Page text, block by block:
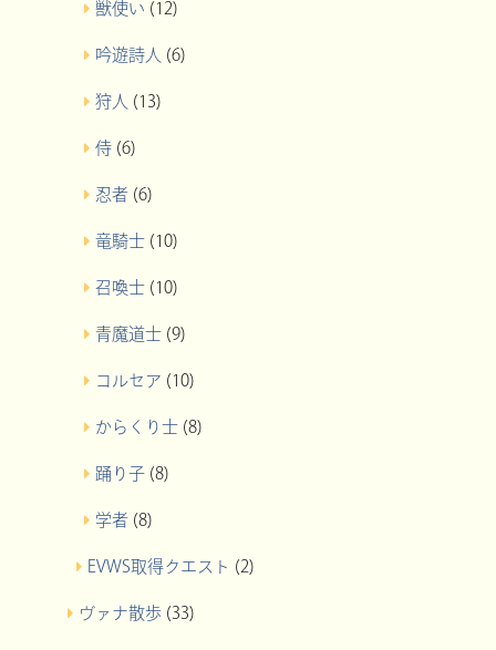
獣使い (12)
吟遊詩人 (6)
狩人 (13)
侍 (6)
忍者 (6)
竜騎士 (10)
召喚士 (10)
青魔道士 (9)
コルセア (10)
からくり士 (8)
踊り子 (8)
学者 (8)
EVWS取得クエスト (2)
ヴァナ散歩 (33)